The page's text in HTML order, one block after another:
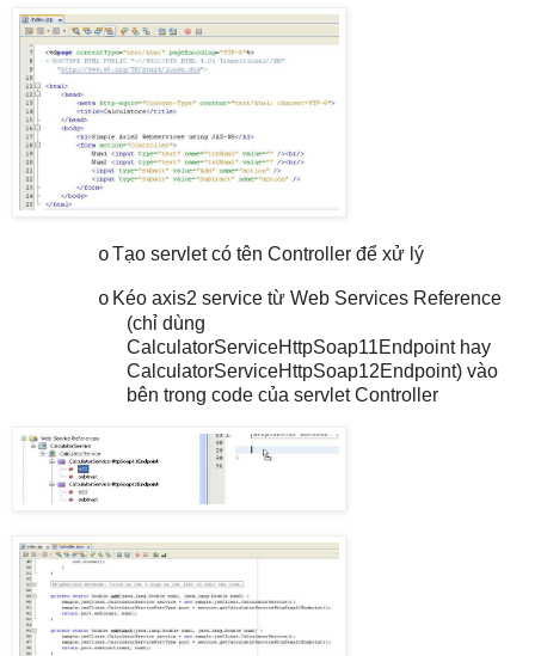
oTạo servlet có tên Controller để xử lý
o Kéo axis2 service từ Web Services Reference
(chỉ dùng
CalculatorServiceHttpSoap11Endpoint hay
CalculatorServiceHttpSoap12Endpoint) vào
bên trong code của servlet Controller